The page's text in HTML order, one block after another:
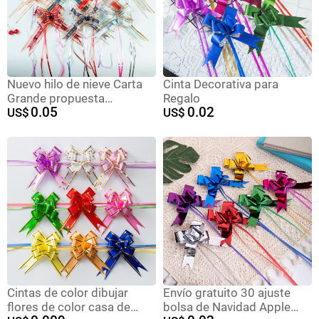
Nuevo hilo de nieve Carta
Grande propuesta
confesión estilo Garland
embalaje regalo arco mano
Garland
US$ 0.05
Cinta Decorativa para
Regalo
US$ 0.02
Cintas de color dibujar
flores de color casa de
Envío gratuito 30 ajuste
bolsa de Navidad Apple